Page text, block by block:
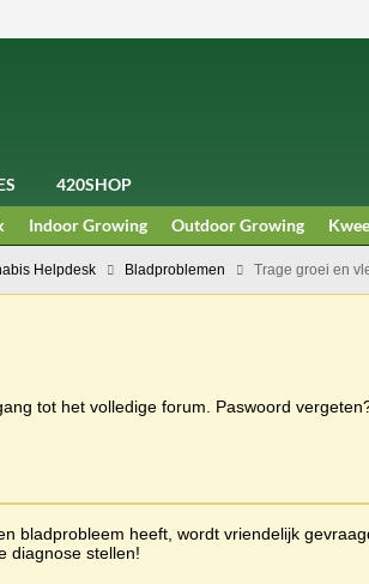
420SHOP
Indoor Growing Outdoor Growing
Helpdesk Bladproblemen Trage groei en
tot het volledige forum. Paswoord
bladprobleem heeft, wordt vriendelijk
diagnose stellen!